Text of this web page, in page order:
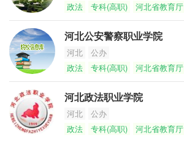
政法
专科(高职) 河北省教育厅
河北公安警察职业学院
河北
公办
政法
专科(高职) 河北省教育厅
河北政法职业学院
河北
公办
政法
专科(高职) 河北省教育厅